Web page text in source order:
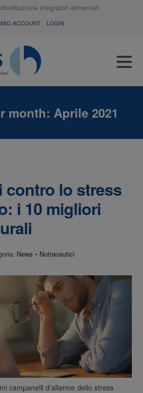
integratori alimentari
ACCOUNT LOGIN
month: Aprile 2021
contro lo stress
i 10 migliori
News • Nutraceutici
campanelli d’allarme dello stress